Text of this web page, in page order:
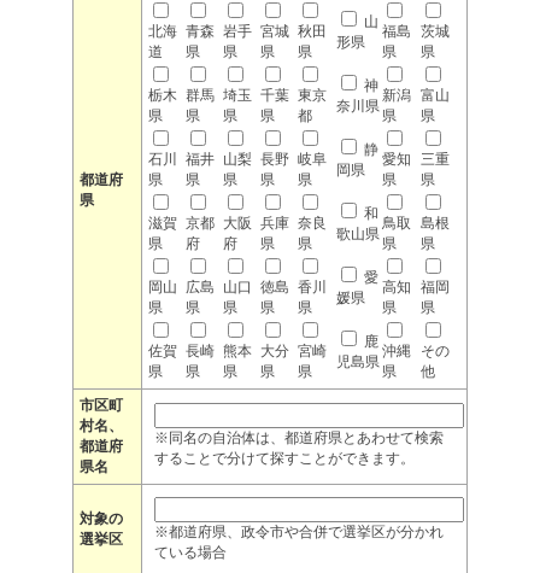
都道府
県
北海
道
青森
県
岩手
県
宮城
県
秋田
県
山
形県
福島
県
茨城
県
栃木
県
群馬
県
埼玉
県
千葉
県
東京
都
神
奈川県
新潟
県
富山
県
石川
県
福井
県
山梨
県
長野
県
岐阜
県
静
岡県
愛知
県
三重
県
滋賀
県
京都
府
大阪
府
兵庫
県
奈良
県
和
歌山県
鳥取
県
島根
県
岡山
県
広島
県
山口
県
徳島
県
香川
県
愛
媛県
高知
県
福岡
県
佐賀
県
長崎
県
熊本
県
大分
県
宮崎
県
鹿
児島県
沖縄
県
その
他
市区町
村名、
都道府
県名
※同名の自治体は、都道府県とあわせて検索
することで分けて探すことができます。
対象の
選挙区
※都道府県、政令市や合併で選挙区が分かれ
ている場合